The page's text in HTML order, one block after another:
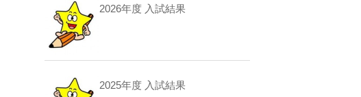
2026年度 入試結果
2025年度 入試結果